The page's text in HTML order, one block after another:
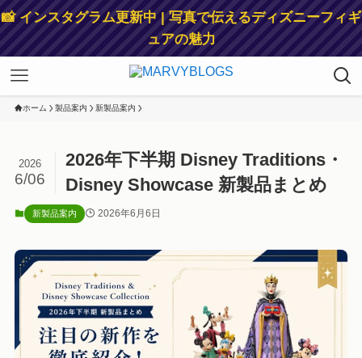
📸 インスタグラム更新中 | 写真で伝えるディズニーフィギ
ュアの魅力
ホーム 製品案内 新製品案内
2026年下半期 Disney Traditions・
Disney Showcase 新製品まとめ
2026
6/06
新製品案内 2026年6月6日